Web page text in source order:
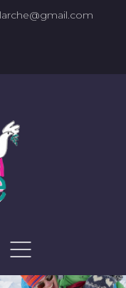
DU DOMAINE